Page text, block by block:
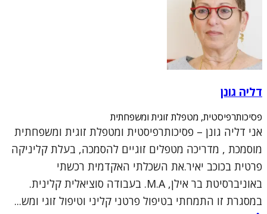
דליה גונן
פסיכותרפיסטית, מטפלת זוגית ומשפחתית
אני דליה גונן – פסיכותרפיסטית ומטפלת זוגית ומשפחתית
מוסמכת , מדריכה מטפלים זוגיים להסמכה, בעלת קליניקה
פרטית בכוכב יאיר.את השכלתי האקדמית רכשתי
באוניברסיטת בר אילן, M.A. בעבודה סוציאלית קלינית.
במסגרת זו התמחתי בטיפול פרטני קליני וטיפול זוגי ומש...